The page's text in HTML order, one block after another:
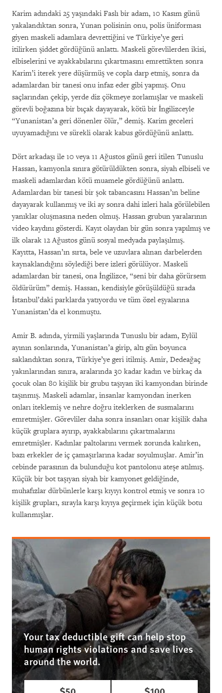
Karim adındaki 25 yaşındaki Faslı bir adam, 10 Kasım günü
yakalandıktan sonra, Yunan polisinin onu, polis üniforması
giyen maskeli adamlara devrettiğini ve Türkiye’ye geri
itilirken şiddet gördüğünü anlattı. Maskeli görevlilerden ikisi,
elbiselerini ve ayakkabılarını çıkartmasını emrettikten sonra
Karim’i iterek yere düşürmüş ve copla darp etmiş, sonra da
adamlardan bir tanesi onu infaz eder gibi yapmış. Onu
saçlarından çekip, yerde diz çökmeye zorlamışlar ve maskeli
görevli boğazına bir bıçak dayayarak, kötü bir İngilizceyle
“Yunanistan’a geri dönenler ölür,” demiş. Karim geceleri
uyuyamadığını ve sürekli olarak kabus gördüğünü anlattı.
Dört arkadaşı ile 10 veya 11 Ağustos günü geri itilen Tunuslu
Hassan, kamyonla sınıra götürüldükten sonra, siyah elbiseli ve
maskeli adamlardan kötü muamele gördüğünü anlattı.
Adamlardan bir tanesi bir şok tabancasını Hassan’ın beline
dayayarak kullanmış ve iki ay sonra dahi izleri hala görülebilen
yanıklar oluşmasına neden olmuş. Hassan grubun yaralarının
video kaydını gösterdi. Kayıt olaydan bir gün sonra yapılmış ve
ilk olarak 12 Ağustos günü sosyal medyada paylaşılmış.
Kayıtta, Hassan’ın sırta, bele ve uzuvlara alınan darbelerden
kaynaklandığını söylediği bere izleri görülüyor. Maskeli
adamlardan bir tanesi, ona İngilizce, “seni bir daha görürsem
öldürürüm” demiş. Hassan, kendisiyle görüşüldüğü sırada
İstanbul’daki parklarda yatıyordu ve tüm özel eşyalarına
Yunanistan’da el konmuştu.
Amir B. adında, yirmili yaşlarında Tunuslu bir adam, Eylül
ayının sonlarında, Yunanistan’a girip, altı gün boyunca
saklandıktan sonra, Türkiye’ye geri itilmiş. Amir, Dedeağaç
yakınlarından sınıra, aralarında 30 kadar kadın ve birkaç da
çocuk olan 80 kişilik bir grubu taşıyan iki kamyondan birinde
taşınmış. Maskeli adamlar, insanlar kamyondan inerken
onları iteklemiş ve nehre doğru iteklerken de susmalarını
emretmişler. Görevliler daha sonra insanları onar kişilik daha
küçük gruplara ayırıp, ayakkabılarını çıkartmalarını
emretmişler. Kadınlar paltolarını vermek zorunda kalırken,
bazı erkekler de iç çamaşırlarına kadar soyulmuşlar. Amir’in
cebinde parasının da bulunduğu kot pantolonu ateşe atılmış.
Küçük bir bot taşıyan siyah bir kamyonet geldiğinde,
muhafızlar dürbünlerle karşı kıyıyı kontrol etmiş ve sonra 10
kişilik grupları, sırayla karşı kıyıya geçirmek için küçük botu
kullanmışlar.
Your tax deductible gift can help stop
human rights violations and save lives
around the world.